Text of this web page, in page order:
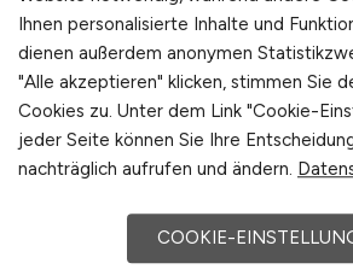
übersichtlich gestaltet.
Über den Jobfinder lassen sich
Sachbearbeitungsjobs im
verschiedenen Kriterien
nach Region, Tätigkeitsart oder
organisatorischem Umfeld. Für
das besonders wichtig, da
Ihnen personalisierte Inhalte und
dienen außerdem anonymen
"Alle akzeptieren" klicken, stimmen Sie
Cookies zu. Unter dem Link "Cookie-
jeder Seite können Sie Ihre
nachträglich aufrufen und ändern.
COOKIE-